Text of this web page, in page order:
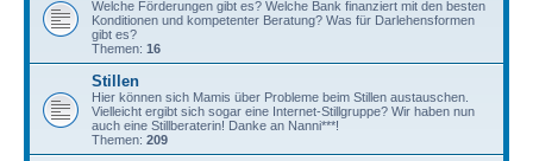
Welche Förderungen gibt es? Welche Bank finanziert mit den besten
Konditionen und kompetenter Beratung? Was für Darlehensformen
gibt es?
Themen: 16
Stillen
Hier können sich Mamis über Probleme beim Stillen austauschen.
Vielleicht ergibt sich sogar eine Internet-Stillgruppe? Wir haben nun
auch eine Stillberaterin! Danke an Nanni***!
Themen: 209